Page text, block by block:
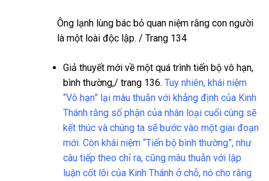
Ông lạnh lùng bác bỏ quan niệm rằng con người
là một loài độc lập. / Trang 134
Giả thuyết mới về một quá trình tiến bộ vô hạn,
bình thường,/ trang 136. Tuy nhiên, khái niệm
“Vô hạn” lại mâu thuẫn với khẳng định của Kinh
Thánh rằng số phận của nhân loại cuối cùng sẽ
kết thúc và chúng ta sẽ bước vào một giai đoạn
mới. Còn khái niệm “Tiến bộ bình thường”, như
câu tiếp theo chỉ ra, cũng mâu thuẫn với lập
luận cốt lõi của Kinh Thánh ở chỗ, nó cho rằng